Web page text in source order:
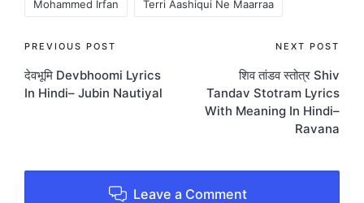
Mohammed Irfan Terri Aashiqui Ne Maarraa
Post
navigation
PREVIOUS POST
देवभूमि Devbhoomi Lyrics
In Hindi– Jubin Nautiyal
NEXT POST
शिव तांडव स्तोत्र Shiv
Tandav Stotram Lyrics
With Meaning In Hindi–
Ravana
Leave a Comment